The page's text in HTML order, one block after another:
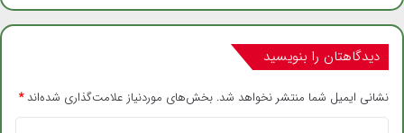
دیدگاهتان را بنویسید
نشانی ایمیل شما منتشر نخواهد شد. بخش‌های موردنیاز علامت‌گذاری شده‌اند*